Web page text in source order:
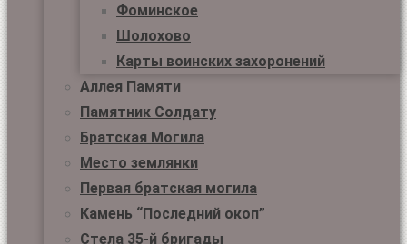
Фоминское
Шолохово
Карты воинских захоронений
Аллея Памяти
Памятник Солдату
Братская Могила
Место землянки
Первая братская могила
Камень “Последний окоп”
Стела 35-й бригады